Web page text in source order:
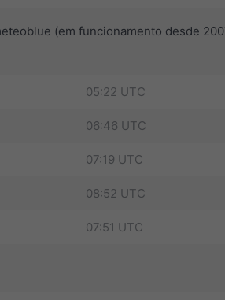
(em funcionamento desde
05:22 UTC
06:46 UTC
07:19 UTC
08:52 UTC
07:51 UTC